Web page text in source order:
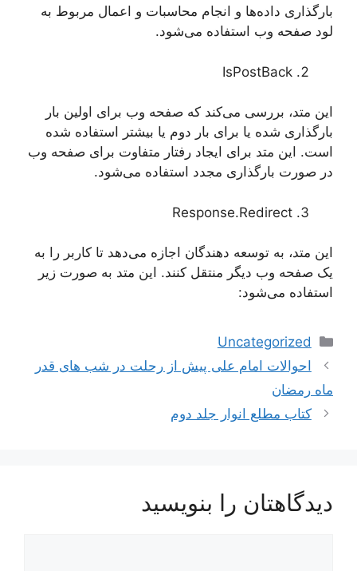
بارگذاری داده‌ها و انجام محاسبات و اعمال مربوط به
لود صفحه وب استفاده می‌شود.
IsPostBack
این متد، بررسی می‌کند که صفحه وب برای اولین بار
بارگذاری شده یا برای بار دوم یا بیشتر استفاده شده
است. این متد برای ایجاد رفتار متفاوت برای صفحه وب
در صورت بارگذاری مجدد استفاده می‌شود.
Response.Redirect
این متد، به توسعه دهندگان اجازه می‌دهد تا کاربر را به
یک صفحه وب دیگر منتقل کنند. این متد به صورت زیر
استفاده می‌شود:
دسته‌ها
Uncategorized
ناوبری
نوشته‌ها
احوالات امام علی پیش از رحلت در شب های قدر
ماه رمضان
کتاب مطلع انوار جلد دوم
دیدگاهتان را بنویسید